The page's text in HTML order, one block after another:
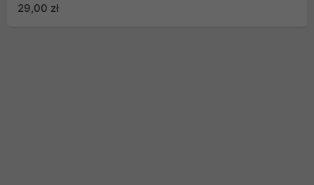
29,00 zł